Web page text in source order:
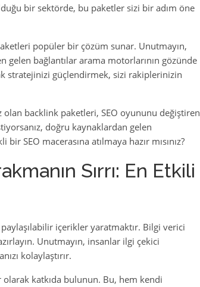
bir sektörde, bu paketler sizi bir adım öne
popüler bir çözüm sunar. Unutmayın,
gelen bağlantılar arama motorlarının gözünde
stratejinizi güçlendirmek, sizi rakiplerinizin
olan backlink paketleri, SEO oyununu değiştiren
doğru kaynaklardan gelen
SEO macerasına atılmaya hazır mısınız?
Sırrı: En Etkili
içerikler yaratmaktır. Bilgi verici
Unutmayın, insanlar ilgi çekici
kolaylaştırır.
katkıda bulunun. Bu, hem kendi